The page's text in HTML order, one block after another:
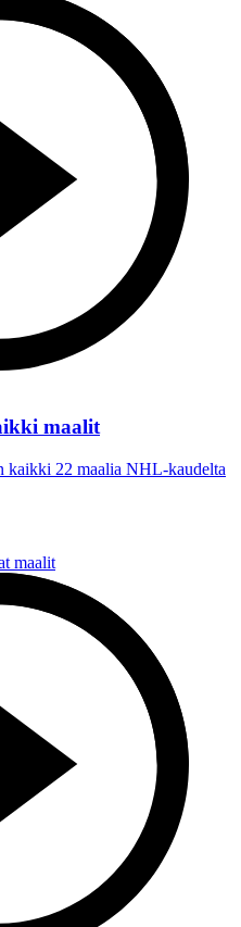
maalit
kaikki 22 maalia NHL-kaudelta